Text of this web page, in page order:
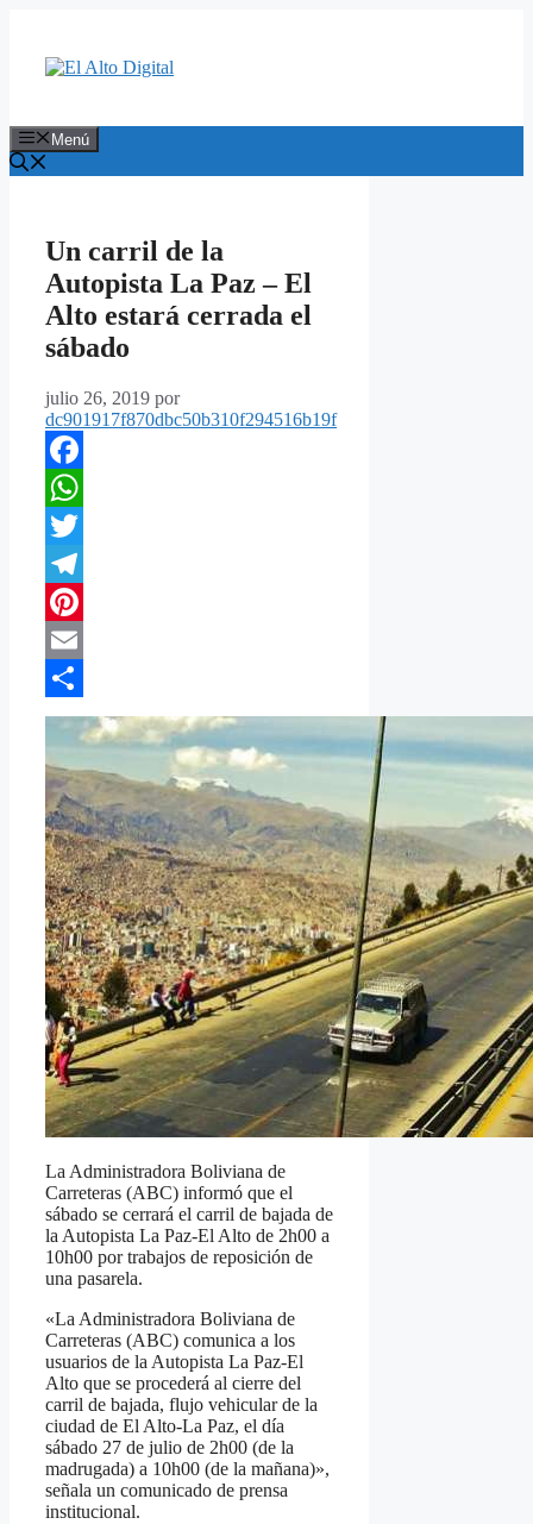
contenido
Menú
Un carril de la
Autopista La Paz – El
Alto estará cerrada el
sábado
julio 26, 2019 por
dc901917f870dbc50b310f294516b19f
Facebook
WhatsApp
Twitter
Telegram
Pinterest
Email
Compartir
La Administradora Boliviana de
Carreteras (ABC) informó que el
sábado se cerrará el carril de bajada de
la Autopista La Paz-El Alto de 2h00 a
10h00 por trabajos de reposición de
una pasarela.
«La Administradora Boliviana de
Carreteras (ABC) comunica a los
usuarios de la Autopista La Paz-El
Alto que se procederá al cierre del
carril de bajada, flujo vehicular de la
ciudad de El Alto-La Paz, el día
sábado 27 de julio de 2h00 (de la
madrugada) a 10h00 (de la mañana)»,
señala un comunicado de prensa
institucional.